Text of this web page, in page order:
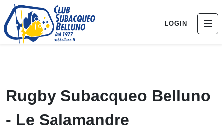
LOGIN
Rugby Subacqueo Belluno
- Le Salamandre